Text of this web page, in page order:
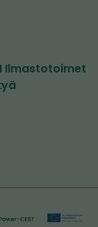
Ilmastotoimet